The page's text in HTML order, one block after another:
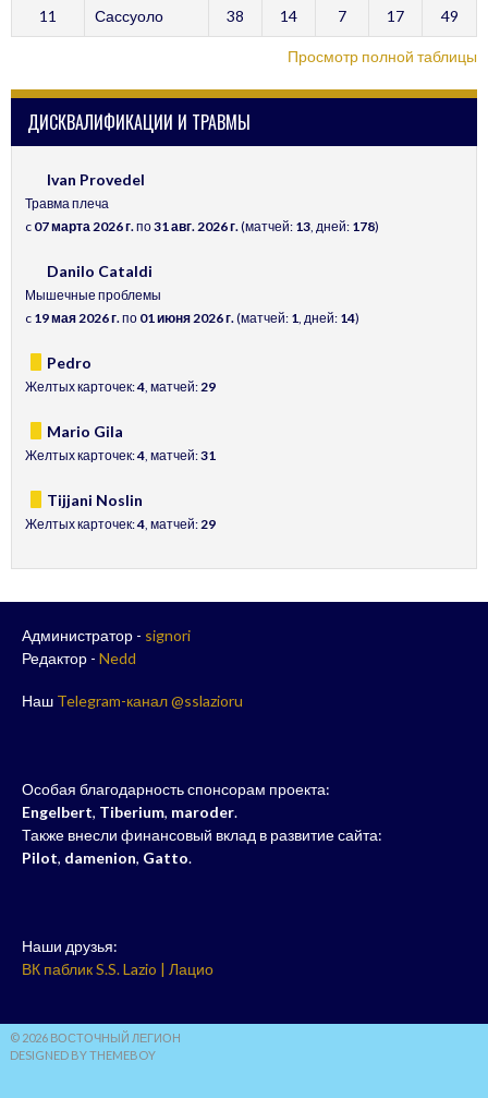
11 Сассуоло 38 14 7 17 49
Просмотр полной таблицы
ДИСКВАЛИФИКАЦИИ И ТРАВМЫ
Ivan Provedel
Травма плеча
c 07 марта 2026 г.по31 авг. 2026 г.(матчей: 13, дней: 178)
Danilo Cataldi
Мышечные проблемы
c 19 мая 2026 г.по 01 июня 2026 г.(матчей: 1, дней: 14)
Pedro
Желтых карточек:4, матчей:29
Mario Gila
Желтых карточек:4, матчей:31
Tijjani Noslin
Желтых карточек:4, матчей:29
Администратор - signori
Редактор - Nedd
Наш Telegram-канал @sslazioru
Особая благодарность спонсорам проекта:
Engelbert, Tiberium, maroder.
Также внесли финансовый вклад в развитие сайта:
Pilot, damenion, Gatto.
Наши друзья:
ВК паблик S.S. Lazio | Лацио
© 2026 ВОСТОЧНЫЙ ЛЕГИОН
DESIGNED BY THEMEBOY